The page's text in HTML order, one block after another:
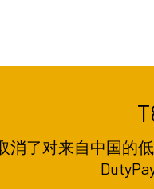
消了对来自中国的